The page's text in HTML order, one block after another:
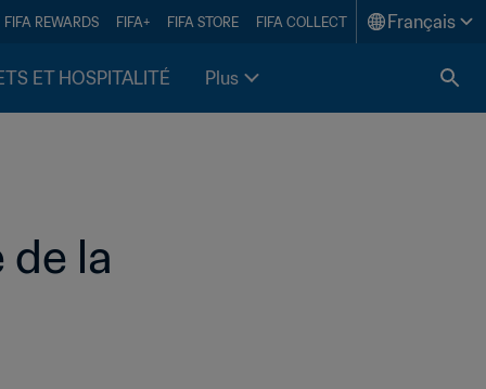
FIFA REWARDS FIFA+ FIFA STORE FIFA COLLECT Français
ET HOSPITALITÉ Plus
la